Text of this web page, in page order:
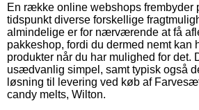
En række online webshops frembyder
tidspunkt diverse forskellige
almindelige er for nærværende at få
pakkeshop, fordi du dermed nemt kan
produkter når du har mulighed for det.
usædvanlig simpel, samt typisk også
løsning til levering ved køb af
candy melts, Wilton.